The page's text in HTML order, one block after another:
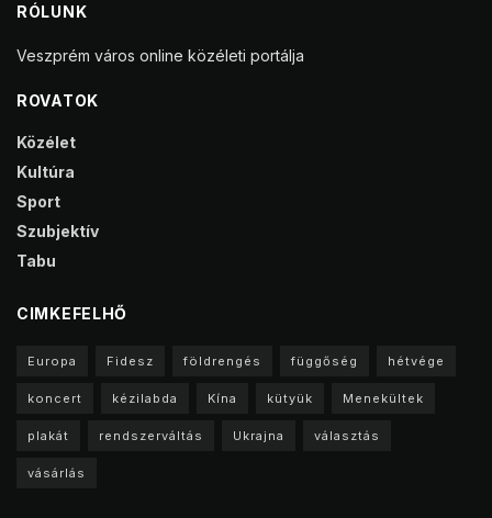
RÓLUNK
Veszprém város online közéleti portálja
ROVATOK
Közélet
Kultúra
Sport
Szubjektív
Tabu
CIMKEFELHŐ
Europa Fidesz földrengés függőség hétvége
koncert kézilabda Kína kütyük Menekültek
plakát rendszerváltás Ukrajna választás
vásárlás